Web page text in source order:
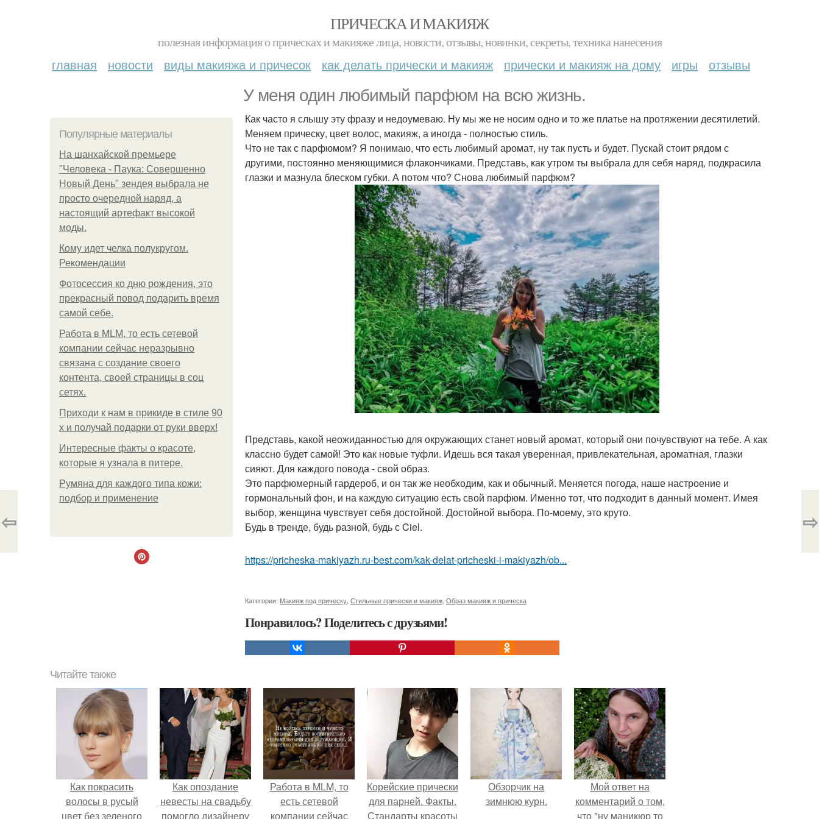
ПРИЧЕСКА И МАКИЯЖ
полезная информация о прическах и макияже лица, новости, отзывы, новинки, секреты, техника нанесения
главная новости виды макияжа и причесок как делать прически и макияж прически и макияж на дому игры отзывы
У меня один любимый парфюм на всю жизнь.
Популярные материалы
На шанхайской премьере
"Человека - Паука: Совершенно
Новый День" зендея выбрала не
просто очередной наряд, а
настоящий артефакт высокой
моды.
Кому идет челка полукругом.
Рекомендации
Фотосессия ко дню рождения, это
прекрасный повод подарить время
самой себе.
Работа в MLM, то есть сетевой
компании сейчас неразрывно
связана с создание своего
контента, своей страницы в соц
сетях.
Приходи к нам в прикиде в стиле 90
х и получай подарки от руки вверх!
Интересные факты о красоте,
которые я узнала в питере.
Румяна для каждого типа кожи:
подбор и применение
Как часто я слышу эту фразу и недоумеваю. Ну мы же не носим одно и то же платье на протяжении десятилетий.
Меняем прическу, цвет волос, макияж, а иногда - полностью стиль.
Что не так с парфюмом? Я понимаю, что есть любимый аромат, ну так пусть и будет. Пускай стоит рядом с
другими, постоянно меняющимися флакончиками. Представь, как утром ты выбрала для себя наряд, подкрасила
глазки и мазнула блеском губки. А потом что? Снова любимый парфюм?
Представь, какой неожиданностью для окружающих станет новый аромат, который они почувствуют на тебе. А как
классно будет самой! Это как новые туфли. Идешь вся такая уверенная, привлекательная, ароматная, глазки
сияют. Для каждого повода - свой образ.
Это парфюмерный гардероб, и он так же необходим, как и обычный. Меняется погода, наше настроение и
гормональный фон, и на каждую ситуацию есть свой парфюм. Именно тот, что подходит в данный момент. Имея
выбор, женщина чувствует себя достойной. Достойной выбора. По-моему, это круто.
Будь в тренде, будь разной, будь с Ciel.
https://pricheska-makiyazh.ru-best.com/kak-delat-pricheski-i-makiyazh/ob...
Категории: Макияж под прическу Стильные прически и макияж Образ макияж и прическа
Понравилось? Поделитесь с друзьями!
⇦ ⇨
Читайте также
Как покрасить
волосы в русый
цвет без зеленого
Как опоздание
невесты на свадьбу
помогло дизайнеру
Работа в MLM, то
есть сетевой
компании сейчас
Корейские прически
для парней. Факты.
Стандарты красоты
Обзорчик на
зимнюю курн.
Мой ответ на
комментарий о том,
что "ну маникюр то